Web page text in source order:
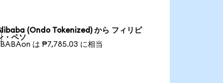
(Ondo Tokenized) から フィリピ
・ペソ
BABAon は ₱7,785.03 に相当